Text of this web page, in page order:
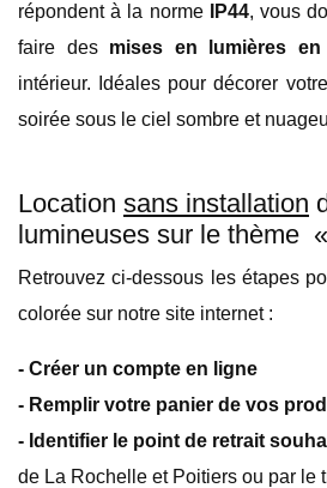
répondent à la norme
IP44, vous
faire des mises en lumières en
intérieur. Idéales pour décorer
soirée sous le ciel sombre et
Location sans installation
lumineuses sur le thème
Retrouvez ci-dessous les étapes
colorée sur notre site internet :
- Créer un compte en ligne
- Remplir votre panier de vos
- Identifier le point de retrait
de La Rochelle et Poitiers ou par le